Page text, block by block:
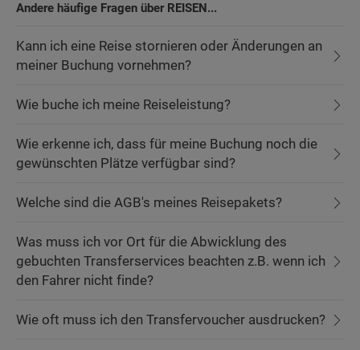
Andere häufige Fragen über REISEN...
Kann ich eine Reise stornieren oder Änderungen an
meiner Buchung vornehmen?
Wie buche ich meine Reiseleistung?
Wie erkenne ich, dass für meine Buchung noch die
gewünschten Plätze verfügbar sind?
Welche sind die AGB's meines Reisepakets?
Was muss ich vor Ort für die Abwicklung des
gebuchten Transferservices beachten z.B. wenn ich
den Fahrer nicht finde?
Wie oft muss ich den Transfervoucher ausdrucken?